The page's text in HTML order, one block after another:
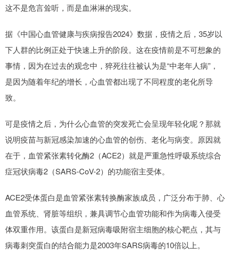
这不是危言耸听，而是血淋淋的现实。
据《中国心血管健康与疾病报告2024》数据，疫情之后，35岁以
下人群的比例正处于快速上升的阶段。这在疫情前是不可想象的
事情，因为在过去的观念中，猝死往往被认为是“中老年人病”，
是因为随着年纪的增长，心血管都出现了不同程度的老化所导
致。
可是疫情之后，为什么心血管的突发死亡会呈现年轻化呢？那就
说明疫苗与新冠感染加速的心血管的创伤、老化与病变。原因就
在于，血管紧张素转化酶2（ACE2）就是严重急性呼吸系统综合
症冠状病毒2（SARS-CoV-2）的功能宿主受体。
ACE2受体蛋白是血管紧张素转换酶家族成员，广泛分布于肺、心
血管系统、肾脏等组织，兼具调节心血管功能和作为病毒入侵受
体双重作用。该蛋白是新冠病毒吸附宿主细胞的核心靶点，其与
病毒刺突蛋白的结合能力是2003年SARS病毒的10倍以上。